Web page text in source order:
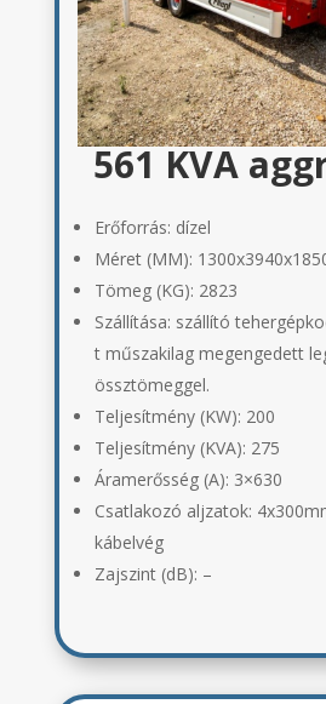
561 KVA
Erőforrás: dízel
Méret (MM):
Tömeg (KG): 2823
Szállítása: szállító
t műszakilag megengedett
össztömeggel.
Teljesítmény (KW): 200
Teljesítmény (KVA): 275
Áramerősség (A): 3×630
Csatlakozó aljzatok:
kábelvég
Zajszint (dB): –